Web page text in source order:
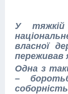
У
власної
переживав
Одна з
–